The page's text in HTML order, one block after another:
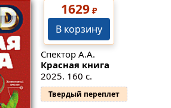
1629₽
В корзину
Спектор А.А.
Красная книга
2025. 160 с.
Твердый переплет